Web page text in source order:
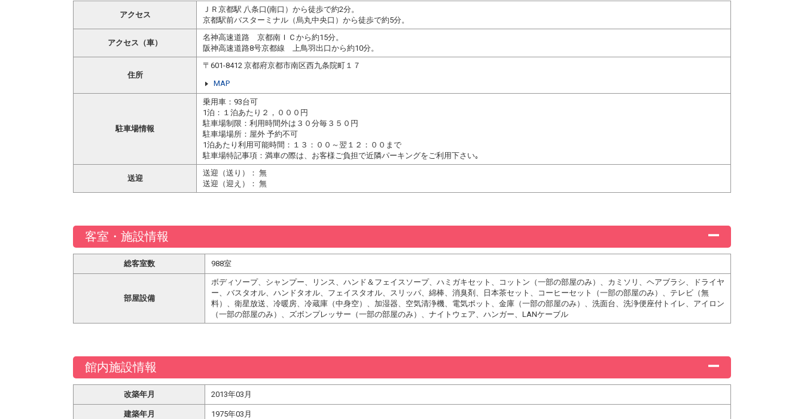
アクセス
ＪＲ京都駅 八条口(南口）から徒歩で約2分。
京都駅前バスターミナル（烏丸中央口）から徒歩で約5分。
アクセス（車）
名神高速道路 京都南ＩＣから約15分。
阪神高速道路8号京都線 上鳥羽出口から約10分。
住所
〒601-8412 京都府京都市南区西九条院町１７
MAP
駐車場情報
乗用車：93台可
1泊：１泊あたり２，０００円
駐車場制限：利用時間外は３０分毎３５０円
駐車場場所：屋外 予約不可
1泊あたり利用可能時間：１３：００～翌１２：００まで
駐車場特記事項：満車の際は、お客様ご負担で近隣パーキングをご利用下さい｡
送迎
送迎（送り）： 無
送迎（迎え）： 無
客室・施設情報
総客室数 988室
部屋設備
ボディソープ、シャンプー、リンス、ハンド＆フェイスソープ、ハミガキセット、コットン（一部の部屋のみ）、カミソリ、ヘアブラシ、ドライヤ
ー、バスタオル、ハンドタオル、フェイスタオル、スリッパ、綿棒、消臭剤、日本茶セット、コーヒーセット（一部の部屋のみ）、テレビ（無
料）、衛星放送、冷暖房、冷蔵庫（中身空）、加湿器、空気清浄機、電気ポット、金庫（一部の部屋のみ）、洗面台、洗浄便座付トイレ、アイロン
（一部の部屋のみ）、ズボンプレッサー（一部の部屋のみ）、ナイトウェア、ハンガー、LANケーブル
館内施設情報
改築年月 2013年03月
建築年月 1975年03月